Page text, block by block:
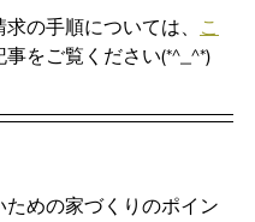
の手順については、
こ
事をご覧ください(*^_^*)
ための家づくりのポイン